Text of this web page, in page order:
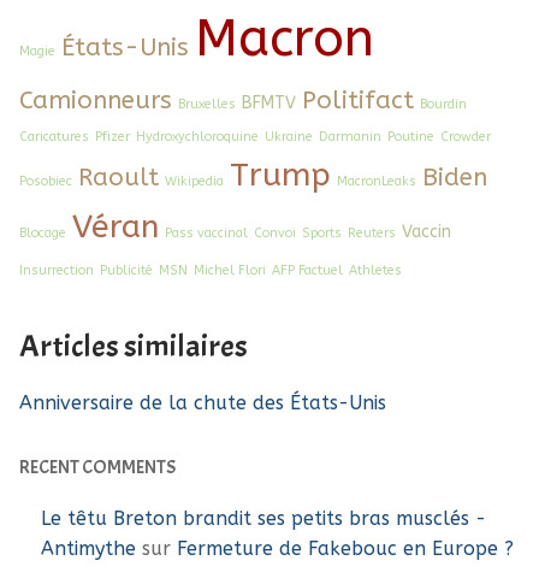
Magie États-Unis Macron
Camionneurs Bruxelles BFMTV Politifact Bourdin
Caricatures Pfizer Hydroxychloroquine Ukraine Darmanin Poutine Crowder
Posobiec Raoult Wikipedia Trump MacronLeaks Biden
Blocage Véran Pass vaccinal Convoi Sports Reuters Vaccin
Insurrection Publicité MSN Michel Flori AFP Factuel Athletes
Articles similaires
Anniversaire de la chute des États-Unis
RECENT COMMENTS
Le têtu Breton brandit ses petits bras musclés -
Antimythe sur Fermeture de Fakebouc en Europe ?